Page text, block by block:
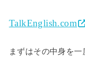
TalkEnglish.com
まずはその中身を一